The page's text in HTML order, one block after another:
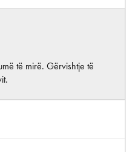
të mirë. Gërvishtje të